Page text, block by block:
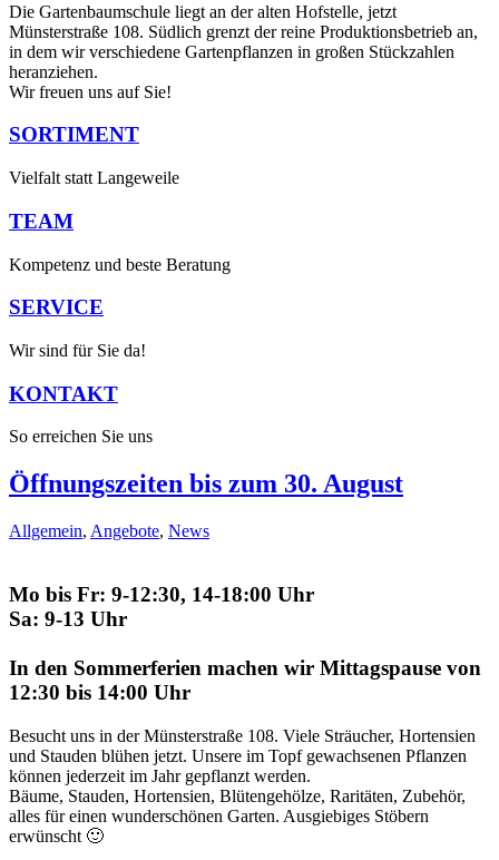
Die Gartenbaumschule liegt an der alten Hofstelle, jetzt
Münsterstraße 108. Südlich grenzt der reine Produktionsbetrieb an,
in dem wir verschiedene Gartenpflanzen in großen Stückzahlen
heranziehen.
Wir freuen uns auf Sie!
SORTIMENT
Vielfalt statt Langeweile
TEAM
Kompetenz und beste Beratung
SERVICE
Wir sind für Sie da!
KONTAKT
So erreichen Sie uns
Öffnungszeiten bis zum 30. August
Allgemein, Angebote, News
Mo bis Fr: 9-12:30, 14-18:00 Uhr
Sa: 9-13 Uhr
In den Sommerferien machen wir Mittagspause von
12:30 bis 14:00 Uhr
Besucht uns in der Münsterstraße 108. Viele Sträucher, Hortensien
und Stauden blühen jetzt. Unsere im Topf gewachsenen Pflanzen
können jederzeit im Jahr gepflanzt werden.
Bäume, Stauden, Hortensien, Blütengehölze, Raritäten, Zubehör,
alles für einen wunderschönen Garten. Ausgiebiges Stöbern
erwünscht 🙂